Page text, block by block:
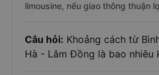
limousine, nếu giao thông thuận
Câu hỏi: Khoảng cách từ
Hà - Lâm Đồng là bao nhiêu